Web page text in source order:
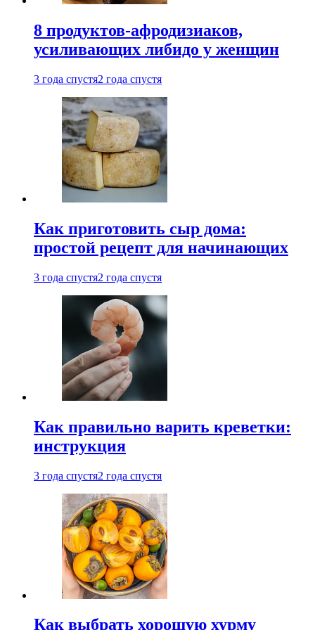
8 продуктов-афродизиаков,
усиливающих либидо у женщин
3 года спустя2 года спустя
Как приготовить сыр дома:
простой рецепт для начинающих
3 года спустя2 года спустя
Как правильно варить креветки:
инструкция
3 года спустя2 года спустя
Как выбрать хорошую хурму